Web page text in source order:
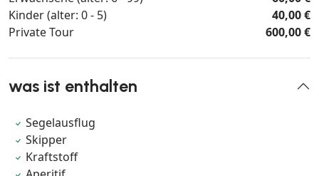
Kinder (alter: 0 - 5)
40,00 €
Private Tour
600,00 €
was ist enthalten
Segelausflug
Skipper
Kraftstoff